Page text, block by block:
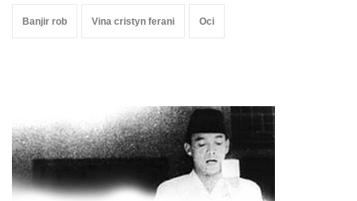
Banjir rob Vina cristyn ferani Oci